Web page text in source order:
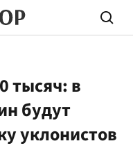
тысяч: в
будут
уклонистов